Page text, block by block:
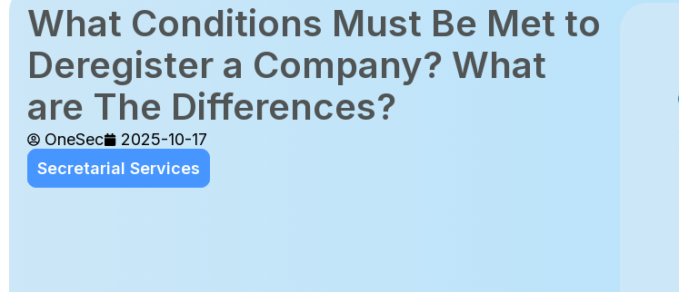
What Conditions Must Be Met to
Deregister a Company? What
are The Differences?
OneSec
2025-10-17
Secretarial Services